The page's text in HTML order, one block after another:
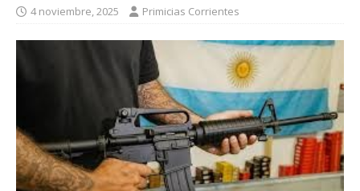
4 noviembre, 2025 Primicias Corrientes